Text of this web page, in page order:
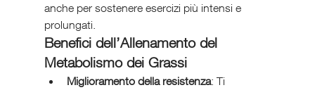
anche per sostenere esercizi più intensi e
prolungati.
Benefici dell’Allenamento del
Metabolismo dei Grassi
Miglioramento della resistenza: Ti